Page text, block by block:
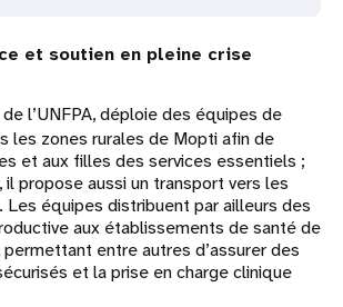
et soutien en pleine crise
l’UNFPA, déploie des équipes de
les zones rurales de Mopti afin de
et aux filles des services essentiels ;
il propose aussi un transport vers les
équipes distribuent par ailleurs des
aux établissements de santé de
entre autres d’assurer des
et la prise en charge clinique